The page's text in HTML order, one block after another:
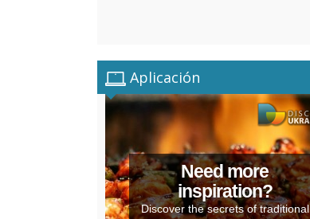
Aplicación
Need more
inspiration?
Discover the secrets of traditional